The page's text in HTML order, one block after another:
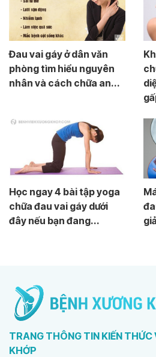
Đau vai gáy ở dân văn
phòng tìm hiểu nguyên
nhân và cách chữa an...
Học ngay 4 bài tập yoga
chữa đau vai gáy dưới
đây nếu bạn đang...
TRANG THÔNG TIN KIẾN THỨC
KHỚP